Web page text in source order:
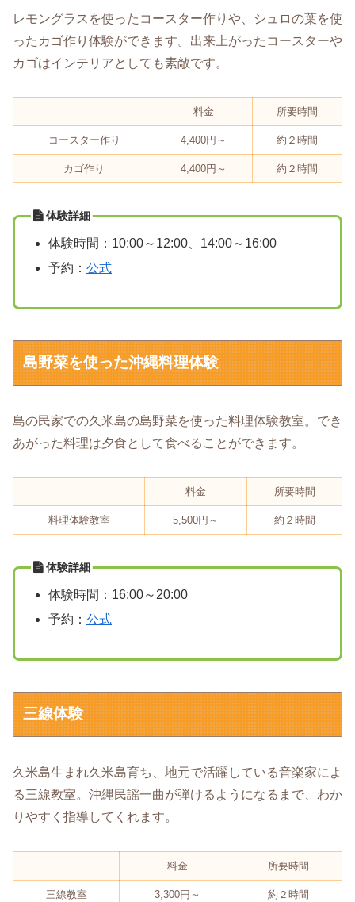
レモングラスを使ったコースター作りや、シュロの葉を使
ったカゴ作り体験ができます。出来上がったコースターや
カゴはインテリアとしても素敵です。
料金 所要時間
コースター作り 4,400円～ 約２時間
カゴ作り 4,400円～ 約２時間
体験詳細
体験時間：10:00～12:00、14:00～16:00
予約： 公式
島野菜を使った沖縄料理体験
島の民家での久米島の島野菜を使った料理体験教室。でき
あがった料理は夕食として食べることができます。
料金 所要時間
料理体験教室 5,500円～ 約２時間
体験詳細
体験時間：16:00～20:00
予約： 公式
三線体験
久米島生まれ久米島育ち、地元で活躍している音楽家によ
る三線教室。沖縄民謡一曲が弾けるようになるまで、わか
りやすく指導してくれます。
料金 所要時間
三線教室 3,300円～ 約２時間